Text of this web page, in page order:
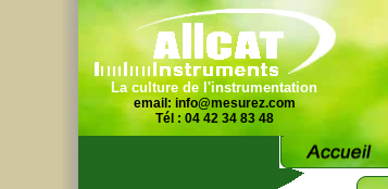
La culture de l'instrumentation
email: info@mesurez.com
Tél : 04 42 34 83 48